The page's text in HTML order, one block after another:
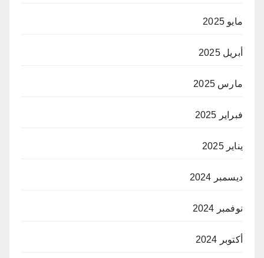
مايو 2025
أبريل 2025
مارس 2025
فبراير 2025
يناير 2025
ديسمبر 2024
نوفمبر 2024
أكتوبر 2024